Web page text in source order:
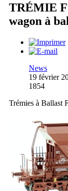
TRÉMIE
wagon à
News
19 février
1854
Trémies à Ballast